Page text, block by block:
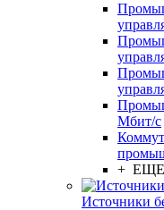
Мбит/с
+ ЕЩЕ
Источники